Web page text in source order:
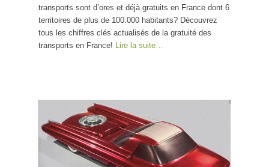
transports sont d’ores et déjà gratuits en France dont 6
territoires de plus de 100.000 habitants? Découvrez
tous les chiffres clés actualisés de la gratuité des
transports en France! Lire la suite…